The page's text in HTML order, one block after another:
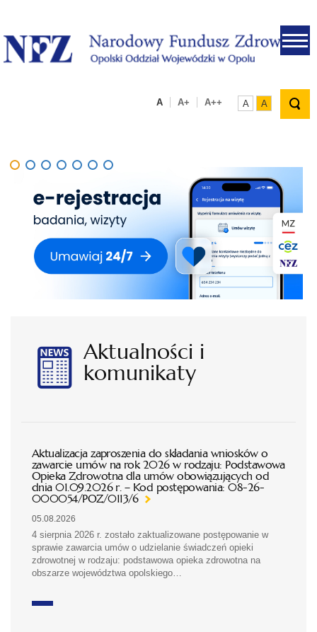
.
A A+ A++ A A
Aktualności i
komunikaty
Aktualizacja zaproszenia do składania wniosków o
zawarcie umów na rok 2026 w rodzaju: Podstawowa
Opieka Zdrowotna dla umów obowiązujących od
dnia 01.09.2026 r. – Kod postępowania: 08-26-
000054/POZ/0113/6
05.08.2026
4 sierpnia 2026 r. zostało zaktualizowane postępowanie w
sprawie zawarcia umów o udzielanie świadczeń opieki
zdrowotnej w rodzaju: podstawowa opieka zdrowotna na
obszarze województwa opolskiego…